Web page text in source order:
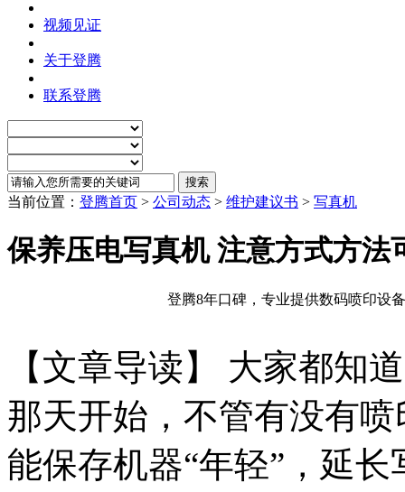
视频见证
关于登腾
联系登腾
当前位置： 登腾首页 > 公司动态 > 维护建议书 > 写真机
保养压电写真机 注意方式方法
登腾8年口碑，专业提供数码喷印设
【文章导读】 大家都知
那天开始，不管有没有
能保存机器“年轻”，延